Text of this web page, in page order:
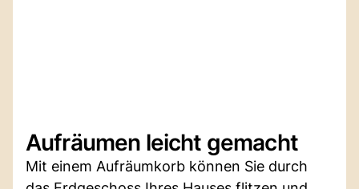
Aufräumen leicht gemacht
Mit einem Aufräumkorb können Sie durch